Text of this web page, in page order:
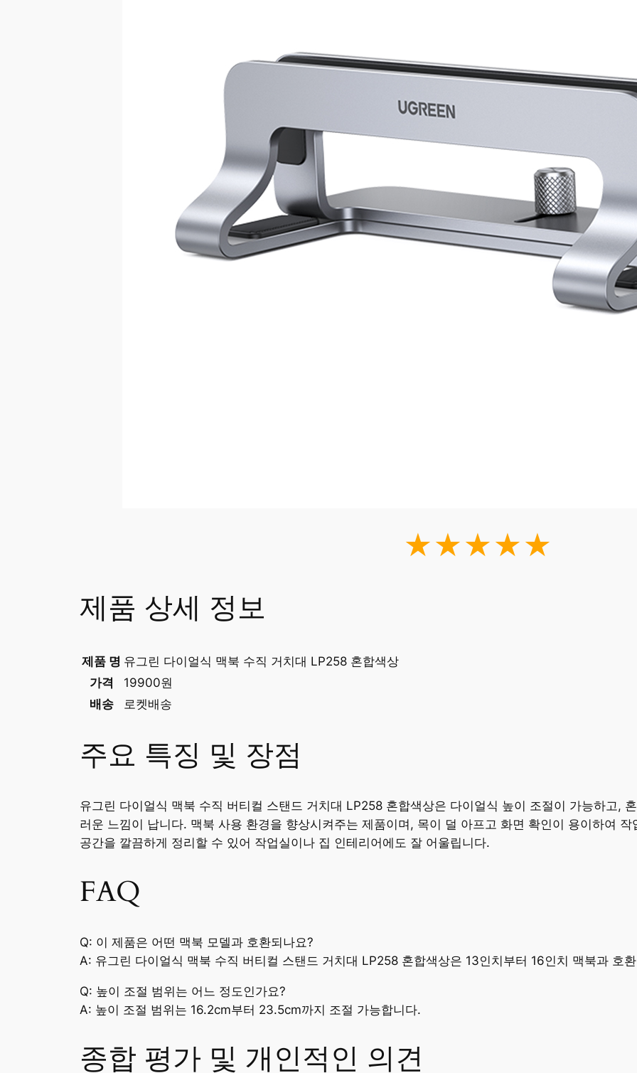
★★★★★
제품 상세 정보
제품 명 유그린 다이얼식 맥북 수직 거치대 LP258 혼합색상
가격
19900원
배송
로켓배송
주요 특징 및 장점
유그린 다이얼식 맥북 수직 버티컬 스탠드 거치대 LP258 혼합색상은 다이얼식 높이 조절이 가능하고,
러운 느낌이 납니다. 맥북 사용 환경을 향상시켜주는 제품이며, 목이 덜 아프고 화면 확인이 용이하여
공간을 깔끔하게 정리할 수 있어 작업실이나 집 인테리어에도 잘 어울립니다.
FAQ
Q: 이 제품은 어떤 맥북 모델과 호환되나요?
A: 유그린 다이얼식 맥북 수직 버티컬 스탠드 거치대 LP258 혼합색상은 13인치부터 16인치 맥북과 호
Q: 높이 조절 범위는 어느 정도인가요?
A: 높이 조절 범위는 16.2cm부터 23.5cm까지 조절 가능합니다.
종합 평가 및 개인적인 의견